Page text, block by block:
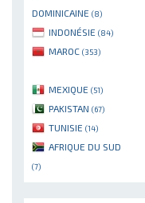
DOMINICAINE (8)
INDONÉSIE (84)
MAROC (353)
MEXIQUE (51)
PAKISTAN (67)
TUNISIE (14)
AFRIQUE DU SUD
(7)